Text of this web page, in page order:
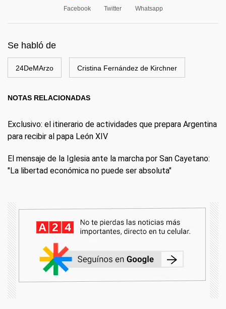
Facebook Twitter Whatsapp
Se habló de
24DeMArzo Cristina Fernández de Kirchner
NOTAS RELACIONADAS
Exclusivo: el itinerario de actividades que prepara Argentina
para recibir al papa León XIV
El mensaje de la Iglesia ante la marcha por San Cayetano:
"La libertad económica no puede ser absoluta"